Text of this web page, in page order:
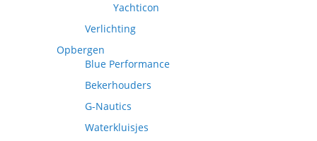
Yachticon
Verlichting
Opbergen
Blue Performance
Bekerhouders
G-Nautics
Waterkluisjes